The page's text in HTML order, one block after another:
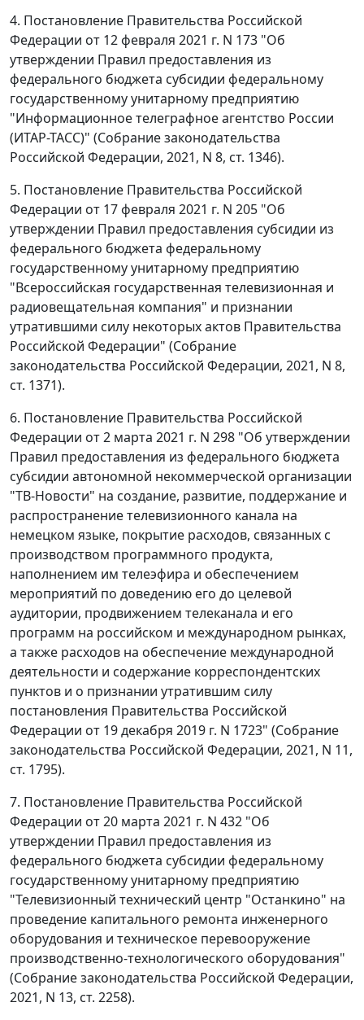
4. Постановление Правительства Российской
Федерации от 12 февраля 2021 г. N 173 "Об
утверждении Правил предоставления из
федерального бюджета субсидии федеральному
государственному унитарному предприятию
"Информационное телеграфное агентство России
(ИТАР-ТАСС)" (Собрание законодательства
Российской Федерации, 2021, N 8, ст. 1346).
5. Постановление Правительства Российской
Федерации от 17 февраля 2021 г. N 205 "Об
утверждении Правил предоставления субсидии из
федерального бюджета федеральному
государственному унитарному предприятию
"Всероссийская государственная телевизионная и
радиовещательная компания" и признании
утратившими силу некоторых актов Правительства
Российской Федерации" (Собрание
законодательства Российской Федерации, 2021, N 8,
ст. 1371).
6. Постановление Правительства Российской
Федерации от 2 марта 2021 г. N 298 "Об утверждении
Правил предоставления из федерального бюджета
субсидии автономной некоммерческой организации
"ТВ-Новости" на создание, развитие, поддержание и
распространение телевизионного канала на
немецком языке, покрытие расходов, связанных с
производством программного продукта,
наполнением им телеэфира и обеспечением
мероприятий по доведению его до целевой
аудитории, продвижением телеканала и его
программ на российском и международном рынках,
а также расходов на обеспечение международной
деятельности и содержание корреспондентских
пунктов и о признании утратившим силу
постановления Правительства Российской
Федерации от 19 декабря 2019 г. N 1723" (Собрание
законодательства Российской Федерации, 2021, N 11,
ст. 1795).
7. Постановление Правительства Российской
Федерации от 20 марта 2021 г. N 432 "Об
утверждении Правил предоставления из
федерального бюджета субсидии федеральному
государственному унитарному предприятию
"Телевизионный технический центр "Останкино" на
проведение капитального ремонта инженерного
оборудования и техническое перевооружение
производственно-технологического оборудования"
(Собрание законодательства Российской Федерации,
2021, N 13, ст. 2258).